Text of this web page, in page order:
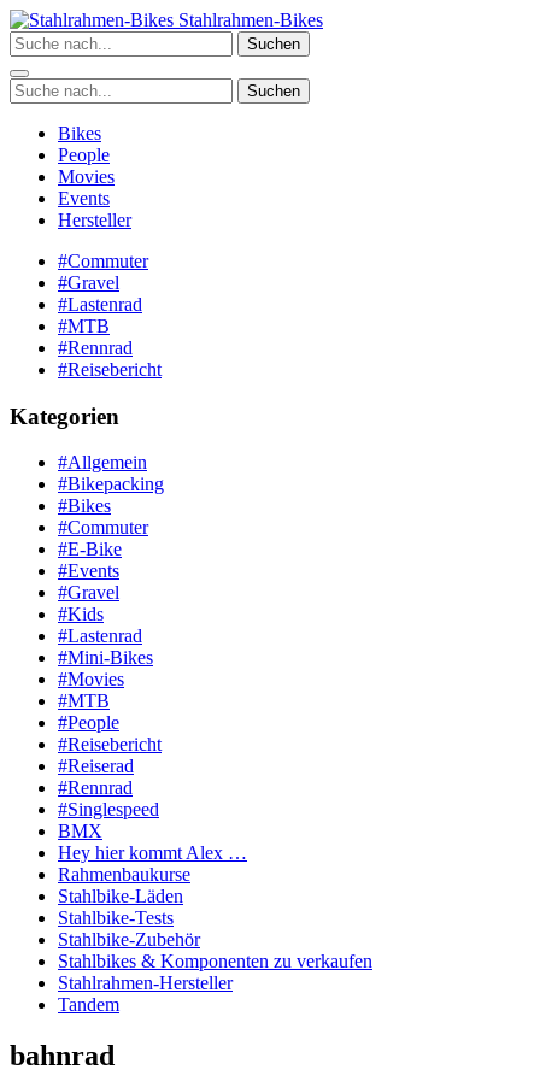
Zum
Inhalt
springen
Stahlrahmen-Bikes
Suchen
Suchen
Bikes
People
Movies
Events
Hersteller
#Commuter
#Gravel
#Lastenrad
#MTB
#Rennrad
#Reisebericht
Kategorien
#Allgemein
#Bikepacking
#Bikes
#Commuter
#E-Bike
#Events
#Gravel
#Kids
#Lastenrad
#Mini-Bikes
#Movies
#MTB
#People
#Reisebericht
#Reiserad
#Rennrad
#Singlespeed
BMX
Hey hier kommt Alex …
Rahmenbaukurse
Stahlbike-Läden
Stahlbike-Tests
Stahlbike-Zubehör
Stahlbikes & Komponenten zu verkaufen
Stahlrahmen-Hersteller
Tandem
bahnrad